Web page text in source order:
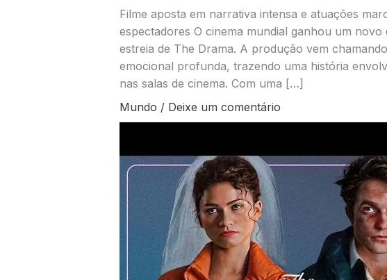
Filme aposta em narrativa intensa e atuações
espectadores O cinema mundial ganhou um
estreia de The Drama. A produção vem
emocional profunda, trazendo uma história
nas salas de cinema. Com uma […]
Mundo / Deixe um comentário